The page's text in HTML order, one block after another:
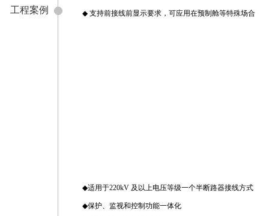
工程案例 ◆ 支持前接线前显示要求，可应用在预制舱等特殊场合
◆适用于220kV 及以上电压等级一个半断路器接线方式
◆保护、监视和控制功能一体化